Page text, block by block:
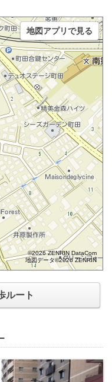
©2026 ZENRIN DataCom
地図データ©2026 ZENRIN
地図アプリで見る
ルート